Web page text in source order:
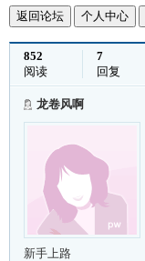
返回论坛 个人中心
852
阅读
7
回复
龙卷风啊
新手上路